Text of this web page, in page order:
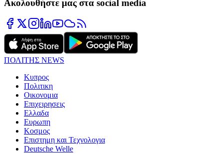
Ακολουθήστε μας στα social media
ΠΟΛΙΤΗΣ NEWS
Κυπρος
Πολιτικη
Οικονομια
Επιχειρησεις
Ελλαδα
Ευρωπη
Κοσμος
Επιστημη και Τεχνολογια
Deutsche Welle